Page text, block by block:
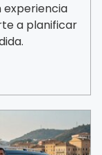
experiencia
a planificar